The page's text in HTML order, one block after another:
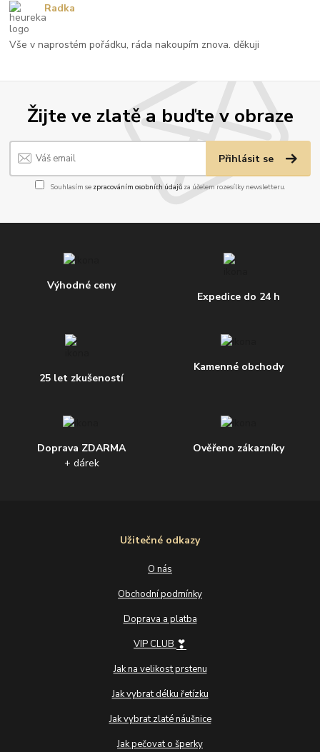
Žijte ve zlatě a buďte v obraze
Přihlásit se
Souhlasím se zpracováním osobních údajůza účelem rozesílky newsletteru.
Výhodné ceny
Expedice do 24 h
25 let zkušeností
Kamenné obchody
Doprava ZDARMA
+ dárek
Ověřeno zákazníky
Užitečné odkazy
O nás
Obchodní podmínky
Doprava a platba
VIP CLUB ❣
Jak na velikost prstenu
Jak vybrat délku řetízku
Jak vybrat zlaté náušnice
Jak pečovat o šperky
Vše v naprostém pořádku, ráda nakoupím znova. děkuji
Radka